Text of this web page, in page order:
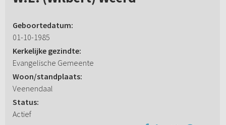
Geboortedatum:
01-10-1985
Kerkelijke gezindte:
Evangelische Gemeente
Woon/standplaats:
Veenendaal
Status:
Actief